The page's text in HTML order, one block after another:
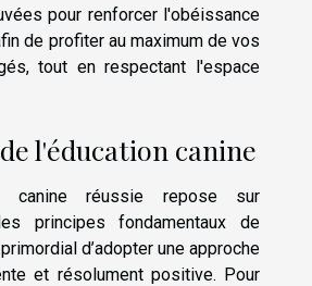
pour renforcer l'obéissance
de profiter au maximum de vos
tout en respectant l'espace
l'éducation canine
canine réussie repose sur
principes fondamentaux de
d’adopter une approche
et résolument positive. Pour